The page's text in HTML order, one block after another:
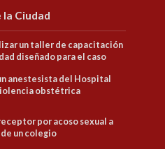
la Ciudad
un taller de capacitación
diseñado para el caso
anestesista del Hospital
obstétrica
por acoso sexual a
un colegio